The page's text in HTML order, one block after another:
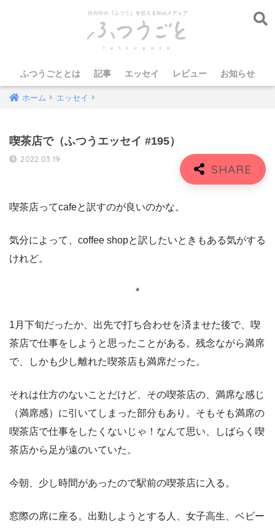
ふつうごととは 記事 エッセイ レビュー お知らせ
ホーム エッセイ
喫茶店で（ふつうエッセイ #195）
2022.03.19
喫茶店ってcafeと訳すのが良いのかな。
気分によって、coffee shopと訳したいときもある気がする
けれど。
*
1月下旬だったか、出先で打ち合わせを済ませた後で、喫
茶店で仕事をしようと思ったことがある。残念ながら満席
で、しかも少し離れた喫茶店も満席だった。
それは仕方のないことだけど、その喫茶店の、満席な感じ
（満席感）に引いてしまった部分もあり。そもそも満席の
喫茶店で仕事をしたくないじゃ！なんて思い、しばらく喫
茶店から足が遠のいていた。
今朝、少し時間があったので駅前の喫茶店に入る。
窓際の席に座る。出勤しようとする人、女子高生、ベビー